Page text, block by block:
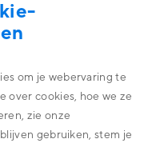
platform
Academy
door en door. Deze
architecten en
om je webervaring te
over cookies, hoe we ze
zie onze
gebruiken, stem je